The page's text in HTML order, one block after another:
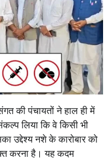
की पंचायतों ने हाल ही में
लिया कि वे किसी भी
उद्देश्य नशे के कारोबार को
करना है। यह कदम